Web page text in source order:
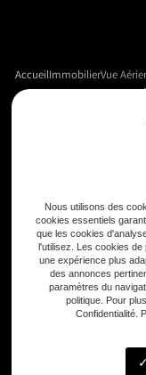
AccueilImmobilierVue
Nous utilisons des
cookies essentiels
que les cookies
l'utilisez. Les cookies
une expérience plus
des annonces
paramètres du
politique. Pour
Confidentialité.